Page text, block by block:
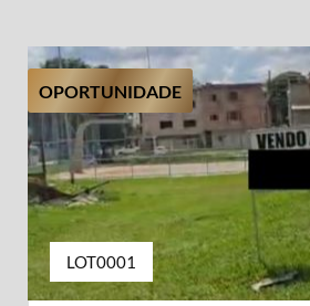
OPORTUNIDADE
LOT0001